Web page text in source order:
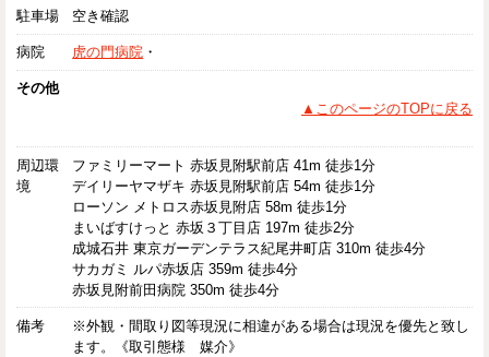
駐車場 空き確認
病院 虎の門病院 ・
その他
▲このページのTOPに戻る
周辺環
境
ファミリーマート 赤坂見附駅前店 41m 徒歩1分
デイリーヤマザキ 赤坂見附駅前店 54m 徒歩1分
ローソン メトロス赤坂見附店 58m 徒歩1分
まいばすけっと 赤坂３丁目店 197m 徒歩2分
成城石井 東京ガーデンテラス紀尾井町店 310m 徒歩4分
サカガミ ルパ赤坂店 359m 徒歩4分
赤坂見附前田病院 350m 徒歩4分
備考
※外観・間取り図等現況に相違がある場合は現況を優先と致し
ます。《取引態様 媒介》